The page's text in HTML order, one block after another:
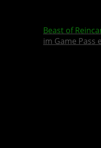
Beast of
im Game Pass